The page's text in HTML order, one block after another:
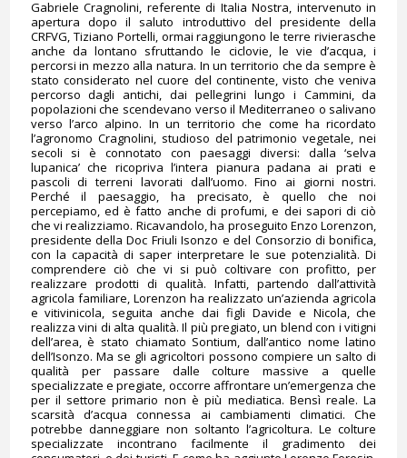
Gabriele Cragnolini, referente di Italia Nostra, intervenuto in
apertura dopo il saluto introduttivo del presidente della
CRFVG, Tiziano Portelli, ormai raggiungono le terre rivierasche
anche da lontano sfruttando le ciclovie, le vie d’acqua, i
percorsi in mezzo alla natura. In un territorio che da sempre è
stato considerato nel cuore del continente, visto che veniva
percorso dagli antichi, dai pellegrini lungo i Cammini, da
popolazioni che scendevano verso il Mediterraneo o salivano
verso l’arco alpino. In un territorio che come ha ricordato
l’agronomo Cragnolini, studioso del patrimonio vegetale, nei
secoli si è connotato con paesaggi diversi: dalla ‘selva
lupanica’ che ricopriva l’intera pianura padana ai prati e
pascoli di terreni lavorati dall’uomo. Fino ai giorni nostri.
Perché il paesaggio, ha precisato, è quello che noi
percepiamo, ed è fatto anche di profumi, e dei sapori di ciò
che vi realizziamo. Ricavandolo, ha proseguito Enzo Lorenzon,
presidente della Doc Friuli Isonzo e del Consorzio di bonifica,
con la capacità di saper interpretare le sue potenzialità. Di
comprendere ciò che vi si può coltivare con profitto, per
realizzare prodotti di qualità. Infatti, partendo dall’attività
agricola familiare, Lorenzon ha realizzato un’azienda agricola
e vitivinicola, seguita anche dai figli Davide e Nicola, che
realizza vini di alta qualità. Il più pregiato, un blend con i vitigni
dell’area, è stato chiamato Sontium, dall’antico nome latino
dell’Isonzo. Ma se gli agricoltori possono compiere un salto di
qualità per passare dalle colture massive a quelle
specializzate e pregiate, occorre affrontare un’emergenza che
per il settore primario non è più mediatica. Bensì reale. La
scarsità d’acqua connessa ai cambiamenti climatici. Che
potrebbe danneggiare non soltanto l’agricoltura. Le colture
specializzate incontrano facilmente il gradimento dei